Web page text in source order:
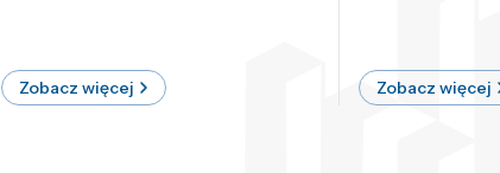
Zobacz więcej Zobacz więcej